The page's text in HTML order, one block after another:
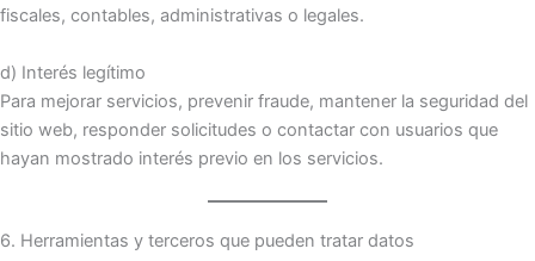
fiscales, contables, administrativas o legales.
d) Interés legítimo
Para mejorar servicios, prevenir fraude, mantener la seguridad del
sitio web, responder solicitudes o contactar con usuarios que
hayan mostrado interés previo en los servicios.
6. Herramientas y terceros que pueden tratar datos